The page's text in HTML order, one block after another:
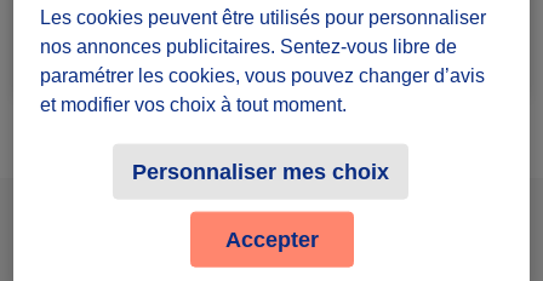
Rejoindre le groupe 2 défis lancés
FacebookInstagramYoutube
Les cookies peuvent être utilisés pour personnaliser
nos annonces publicitaires. Sentez-vous libre de
paramétrer les cookies, vous pouvez changer d’avis
et modifier vos choix à tout moment.
Personnaliser mes choix
Accepter